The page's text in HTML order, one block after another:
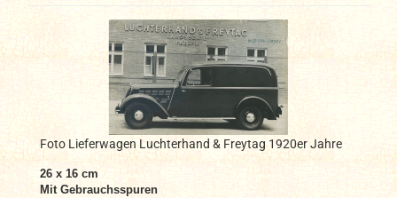
Foto Lieferwagen Luchterhand & Freytag 1920er Jahre
26 x 16 cm
Mit Gebrauchsspuren